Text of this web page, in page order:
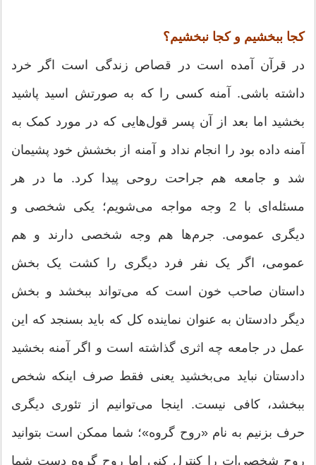
کجا ببخشیم و کجا نبخشیم؟
در قرآن آمده است در قصاص زندگی است اگر خرد
داشته باشی. آمنه کسی را که به صورتش اسید پاشید
بخشید اما بعد از آن پسر قول‌هایی که در مورد کمک به
آمنه داده بود را انجام نداد و آمنه از بخشش خود پشیمان
شد و جامعه هم جراحت روحی پیدا کرد. ما در هر
مسئله‌ای با 2 وجه مواجه می‌شویم؛ یکی شخصی و
دیگری عمومی. جرم‌ها هم وجه شخصی دارند و هم
عمومی، اگر یک نفر فرد دیگری را کشت یک بخش
داستان صاحب خون است که می‌تواند ببخشد و بخش
دیگر دادستان به عنوان نماینده کل که باید بسنجد که این
عمل در جامعه چه اثری گذاشته است و اگر آمنه بخشید
دادستان نباید می‌بخشید یعنی فقط صرف اینکه شخص
ببخشد، کافی نیست. اینجا می‌توانیم از تئوری دیگری
حرف بزنیم به نام «روح گروه»؛ شما ممکن است بتوانید
روح شخصی‌ات را کنترل کنی اما روح گروه دست شما